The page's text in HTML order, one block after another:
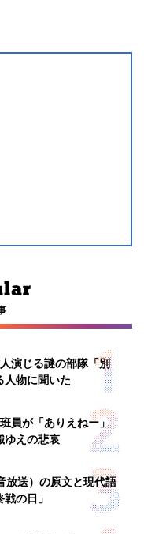
演じる謎の部隊「別
人物に聞いた
員が「ありえねー」
えの悲哀
放送）の原文と現代語
の日」